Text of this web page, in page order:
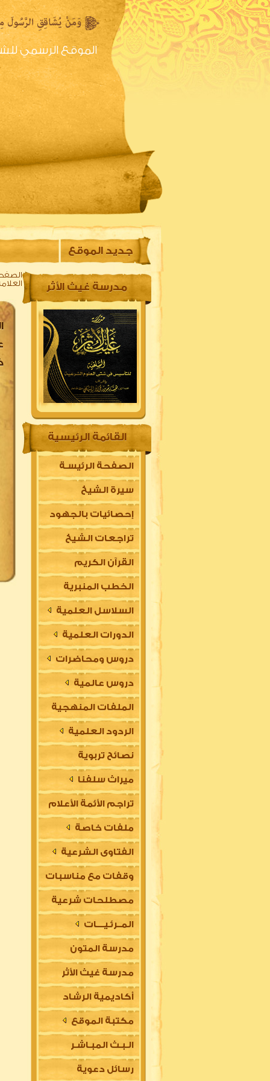
الموقع الرسمي
الصفحه الرئيسية
جديد الموقع
مدرسة غيث الأثر
القائمة الرئيسية
الصفحة الرئيسـة
سيرة الشيخ
إحصائيات بالجهود
تراجعات الشيخ
القرآن الكريم
الخطب المنبرية
السلاسل العلمية
الدورات العلمية
دروس ومحاضرات
دروس عالمية
الملفات المنهجية
الردود العلمية
نصائح تربوية
ميراث سلفنا
تراجم الأئمة الأعلام
ملفات خاصة
الفتاوى الشرعية
وقفات مع مناسبات
مصطلحات شرعية
المــرئـيــــات
مدرسة المتون
العلمية
مدرسة غيث الأثر
السلفية
أكاديمية الرشاد
العلمية للتأسيس
في مقدمات العلوم
الشرعية (للتعليم
مكتبة الموقع
الـبـث المبـاشـر
رسائل دعوية